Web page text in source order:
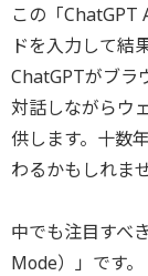
この「ChatGPT
ドを入力して結
ChatGPTがブラ
対話しながらウ
供します。十数
わるかもしれま
中でも注目すべ
Mode）」です。